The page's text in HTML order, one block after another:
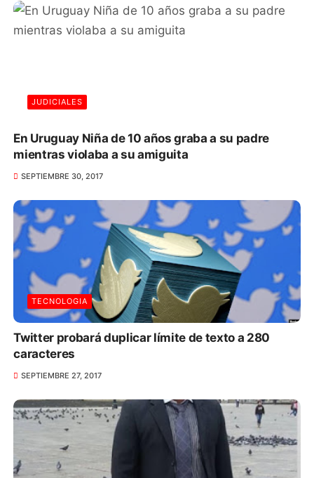
JUDICIALES
En Uruguay Niña de 10 años graba a su padre
mientras violaba a su amiguita
SEPTIEMBRE 30, 2017
TECNOLOGIA
Twitter probará duplicar límite de texto a 280
caracteres
SEPTIEMBRE 27, 2017